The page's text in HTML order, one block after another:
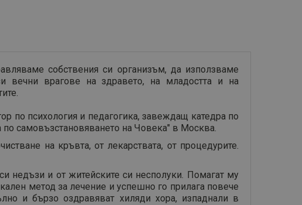
собствения си организъм, да използваме
вечни врагове на здравето, на младостта и на
по психология и педагогика, завеждащ катедра по
самовъзстановяването на Човека" в Москва.
на кръвта, от лекарствата, от процедурите.
недъзи и от житейските си несполуки. Помагат му
метод за лечение и успешно го прилага повече
и бързо оздравяват хиляди хора, изпаднали в